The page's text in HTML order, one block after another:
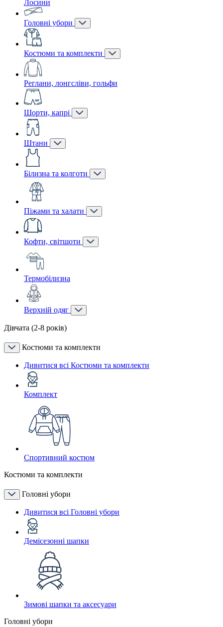
Лосини
Головні убори
Костюми та комплекти
Реглани, лонгсліви, гольфи
Шорти, капрі
Штани
Білизна та колготи
Піжами та халати
Кофти, світшоти
Термобілизна
Верхній одяг
Дівчата (2-8 років)
Костюми та комплекти
Дивитися всі Костюми та комплекти
Комплект
Спортивний костюм
Костюми та комплекти
Головні убори
Дивитися всі Головні убори
Демісезонні шапки
Зимові шапки та аксесуари
Головні убори